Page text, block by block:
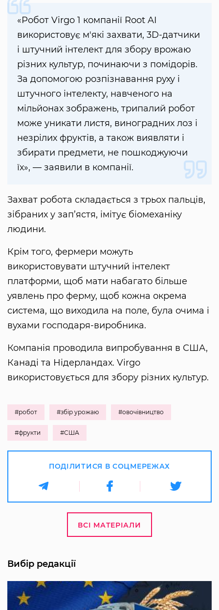
«Робот Virgo 1 компанії Root AI
використовує м'які захвати, 3D-датчики
і штучний інтелект для збору врожаю
різних культур, починаючи з помідорів.
За допомогою розпізнавання руху і
штучного інтелекту, навченого на
мільйонах зображень, трипалий робот
може уникати листя, виноградних лоз і
незрілих фруктів, а також виявляти і
збирати предмети, не пошкоджуючи
їх», — заявили в компанії.
Захват робота складається з трьох пальців,
зібраних у зап’ястя, імітує біомеханіку
людини.
Крім того, фермери можуть
використовувати штучний інтелект
платформи, щоб мати набагато більше
уявлень про ферму, щоб кожна окрема
система, що виходила на поле, була очима і
вухами господаря-виробника.
Компанія проводила випробування в США,
Канаді та Нідерландах. Virgo
використовується для збору різних культур.
#робот #збір урожаю #овочівництво
#фрукти #США
ПОДІЛИТИСЯ В СОЦМЕРЕЖАХ
ВСІ МАТЕРІАЛИ
Вибір редакції